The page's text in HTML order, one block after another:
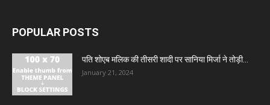
POPULAR POSTS
पति शोएब मलिक की तीसरी शादी पर सानिया मिर्जा ने तोड़ी...
January 21, 2024